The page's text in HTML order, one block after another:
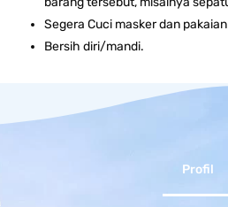
Segera Cuci masker dan
Bersih diri/mandi.
Profil